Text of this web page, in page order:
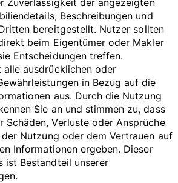
Zuverlässigkeit der angezeigten
Beschreibungen und
bereitgestellt. Nutzer sollten
beim Eigentümer oder Makler
Entscheidungen treffen.
ausdrücklichen oder
in Bezug auf die
aus. Durch die Nutzung
Sie an und stimmen zu, dass
Schäden, Verluste oder Ansprüche
Nutzung oder dem Vertrauen auf
Informationen ergeben. Dieser
ist Bestandteil unserer